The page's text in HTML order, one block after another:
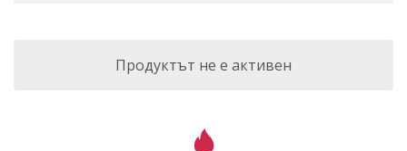
Продуктът не е активен